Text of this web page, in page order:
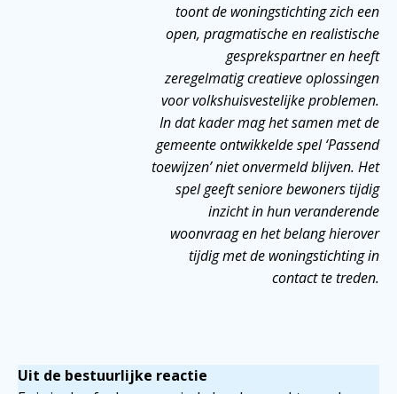
toont de woningstichting zich een
open, pragmatische en realistische
gesprekspartner en heeft
zeregelmatig creatieve oplossingen
voor volkshuisvestelijke problemen.
In dat kader mag het samen met de
gemeente ontwikkelde spel ‘Passend
toewijzen’ niet onvermeld blijven. Het
spel geeft seniore bewoners tijdig
inzicht in hun veranderende
woonvraag en het belang hierover
tijdig met de woningstichting in
contact te treden.
Uit de bestuurlijke reactie